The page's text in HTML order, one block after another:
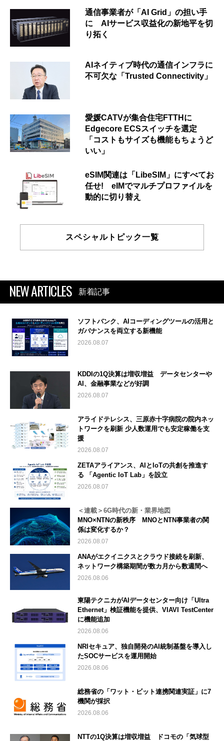
通信事業者が「AI Grid」の担い手
に AIサービス収益化の新地平を切
り拓く
AIネイティブ時代の通信インフラに
不可欠な「Trusted Connectivity」
愛媛CATVが集合住宅FTTHに
Edgecore ECSスイッチを選定
「コストもサイズも機能もちょうど
いい」
eSIM関連は「LibeSIM」にすべてお
任せ! eIMでマルチプロファイルを
動的に切り替え
スペシャルトピック一覧
NEW ARTICLES 新着記事
ソフトバンク、AIコーディングツールの活用と
ガバナンスを両立する新機能
2026.08.07
KDDIの1Q決算は増収増益 データセンターや
AI、金融事業などが好調
2026.08.07
アライドテレシス、三原赤十字病院の院内ネッ
トワークを刷新 少人数運用でも安定稼働を支
援
2026.08.07
ZETAアライアンス、AIとIoTの共創を推進す
る 「Agentic IoT Lab」を設立
2026.08.07
＜連載＞6G時代の新・業界地図
MNO×NTNの新秩序 MNOとNTN事業者の関
係は変化するか？
2026.08.07
ANAがエクイニクスとクラウド接続を刷新、
ネットワーク構築期間が数カ月から数週間へ
2026.08.06
東陽テクニカがAIデータセンター向け「Ultra
Ethernet」検証機能を提供、VIAVI TestCenter
に機能追加
2026.08.06
NRIセキュア、独自開発のAI統制基盤を導入し
たSOCサービスを運用開始
2026.08.06
総務省の「ワット・ビット連携関連実証」に7
機関が採択
2026.08.06
NTTの1Q決算は増収増益 ドコモの「気球型